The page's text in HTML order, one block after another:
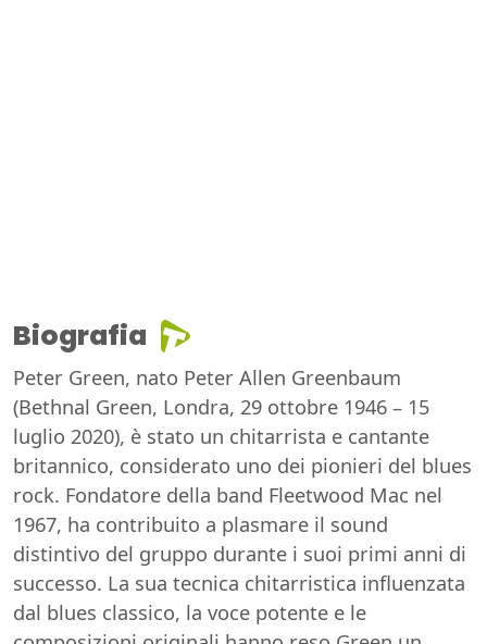
Biografia
Peter Green, nato Peter Allen Greenbaum
(Bethnal Green, Londra, 29 ottobre 1946 – 15
luglio 2020), è stato un chitarrista e cantante
britannico, considerato uno dei pionieri del blues
rock. Fondatore della band Fleetwood Mac nel
1967, ha contribuito a plasmare il sound
distintivo del gruppo durante i suoi primi anni di
successo. La sua tecnica chitarristica influenzata
dal blues classico, la voce potente e le